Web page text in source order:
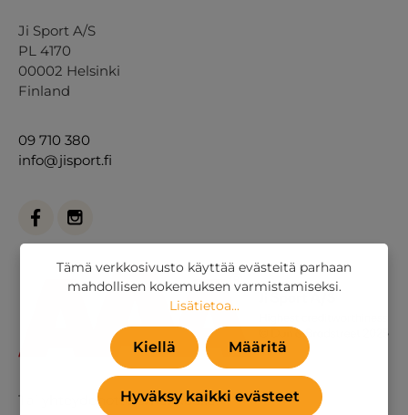
Ji Sport A/S
PL 4170
00002 Helsinki
Finland
09 710 380
info@jisport.fi
Tai yhteydenottolomakkeella.
Tämä verkkosivusto käyttää evästeitä parhaan
mahdollisen kokemuksen varmistamiseksi.
Lisätietoa...
Kiellä Määritä
Hyväksy kaikki evästeet